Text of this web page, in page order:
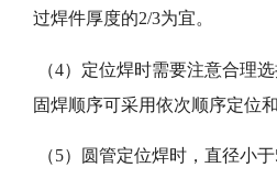
过焊件厚度的2/3为宜。
（4）定位焊时需要注意合理
固焊顺序可采用依次顺序定位
（5）圆管定位焊时，直径小于